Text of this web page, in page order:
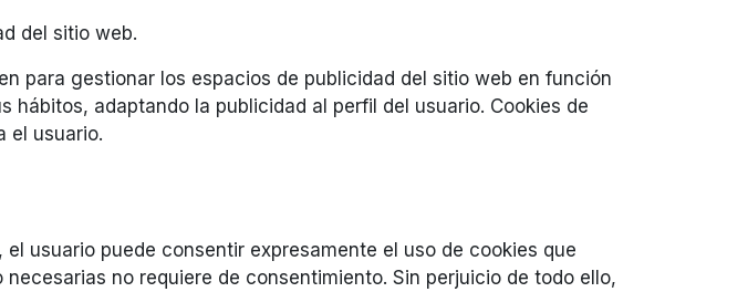
del sitio web.
para gestionar los espacios de publicidad del sitio web en función
adaptando la publicidad al perfil del usuario. Cookies de
el usuario.
usuario puede consentir expresamente el uso de cookies que
no requiere de consentimiento. Sin perjuicio de todo ello,